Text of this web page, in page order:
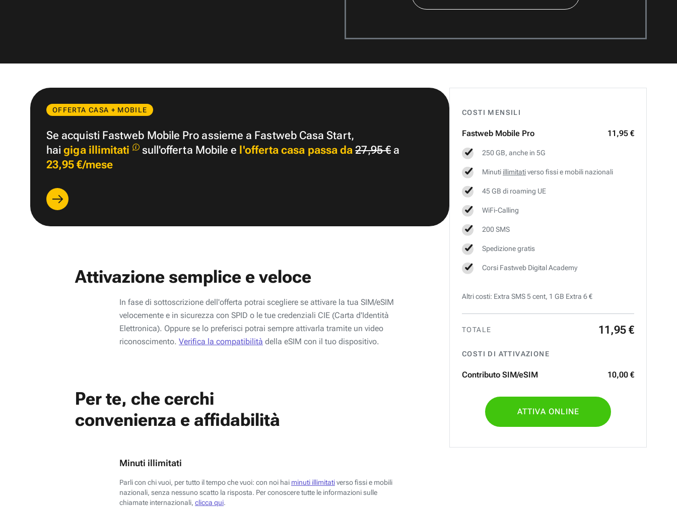
COSTI MENSILI
Fastweb Mobile Pro 11,95 €
250 GB, anche in 5G
Minuti illimitativerso fissi e mobili nazionali
45 GB di roaming UE
WiFi-Calling
200 SMS
Spedizione gratis
Corsi Fastweb Digital Academy
Altri costi: Extra SMS 5 cent, 1 GB Extra 6 €
TOTALE 11 ,95 €
COSTI DI ATTIVAZIONE
Contributo SIM/eSIM 10,00 €
ATTIVA ONLINE
OFFERTA CASA + MOBILE
Se acquisti Fastweb Mobile Pro assieme a Fastweb Casa Start,
haigiga illimitati sull'offerta Mobile e l'offerta casa passa da 27,95 €a
23,95 €/mese
Attivazione semplice e veloce
In fase di sottoscrizione dell'offerta potrai scegliere se attivare la tua SIM/eSIM
velocemente e in sicurezza con SPID o le tue credenziali CIE (Carta d'Identità
Elettronica). Oppure se lo preferisci potrai sempre attivarla tramite un video
riconoscimento. Verifica la compatibilità della eSIM con il tuo dispositivo.
Per te, che cerchi
convenienza e affidabilità
Minuti illimitati
Parli con chi vuoi, per tutto il tempo che vuoi: con noi hai minuti illimitativerso fissi e mobili
nazionali, senza nessuno scatto la risposta. Per conoscere tutte le informazioni sulle
chiamate internazionali, clicca qui.